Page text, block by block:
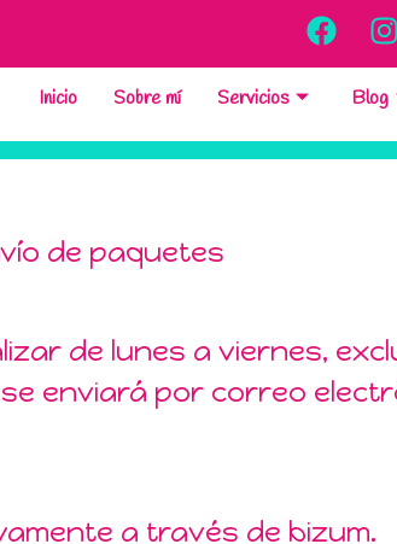
Inicio Sobre mí Servicios Blog
de paquetes
de lunes a viernes,
enviará por correo
a través de bizum.